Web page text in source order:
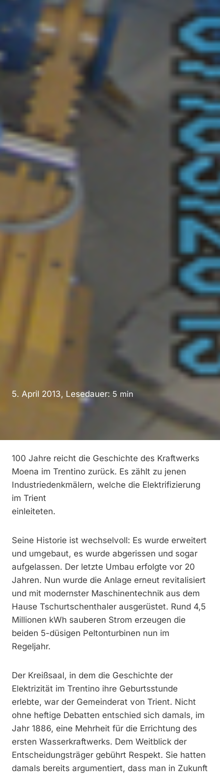
5. April 2013, Lesedauer: 5 min
100 Jahre reicht die Geschichte des Kraftwerks
Moena im Trentino zurück. Es zählt zu jenen
Industriedenkmälern, welche die Elektrifizierung
im Trient
einleiteten.
Seine Historie ist wechselvoll: Es wurde erweitert
und umgebaut, es wurde abgerissen und sogar
aufgelassen. Der letzte Umbau erfolgte vor 20
Jahren. Nun wurde die Anlage erneut revitalisiert
und mit modernster Maschinentechnik aus dem
Hause Tschurtschenthaler ausgerüstet. Rund 4,5
Millionen kWh sauberen Strom erzeugen die
beiden 5-düsigen Peltonturbinen nun im
Regeljahr.
Der Kreißsaal, in dem die Geschichte der
Elektrizität im Trentino ihre Geburtsstunde
erlebte, war der Gemeinderat von Trient. Nicht
ohne heftige Debatten entschied sich damals, im
Jahr 1886, eine Mehrheit für die Errichtung des
ersten Wasserkraftwerks. Dem Weitblick der
Entscheidungsträger gebührt Respekt. Sie hatten
damals bereits argumentiert, dass man in Zukunft